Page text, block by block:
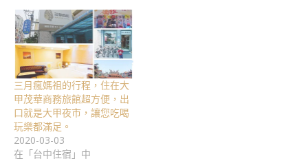
三月瘋媽祖的行程，住在大
甲茂華商務旅館超方便，出
口就是大甲夜市，讓您吃喝
玩樂都滿足。
2020-03-03
在「台中住宿」中